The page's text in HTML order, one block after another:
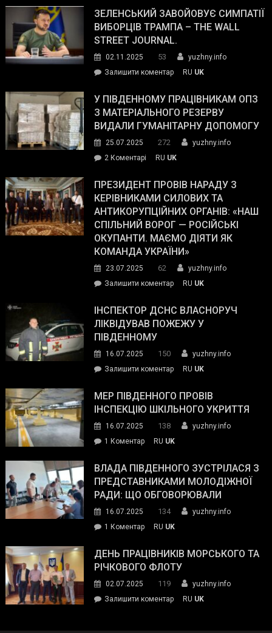
ЗЕЛЕНСЬКИЙ ЗАВОЙОВУЄ СИМПАТІЇ
ВИБОРЦІВ ТРАМПА – THE WALL
STREET JOURNAL.
02.11.2025 53
yuzhny.info
Залишити коментарon
завойовує
симпатії
виборців
The
Street
Journal.
RU UK
У ПІВДЕННОМУ ПРАЦІВНИКАМ ОПЗ
З МАТЕРІАЛЬНОГО РЕЗЕРВУ
ВИДАЛИ ГУМАНІТАРНУ ДОПОМОГУ
25.07.2025 272
yuzhny.info
2 Коментарі
Південному
працівникам
ОПЗ
з
матеріального
резерву
гуманітарну
допомогу
RU UK
ПРЕЗИДЕНТ ПРОВІВ НАРАДУ З
КЕРІВНИКАМИ СИЛОВИХ ТА
АНТИКОРУПЦІЙНИХ ОРГАНІВ: «НАШ
СПІЛЬНИЙ ВОРОГ — РОСІЙСЬКІ
ОКУПАНТИ. МАЄМО ДІЯТИ ЯК
КОМАНДА УКРАЇНИ»
23.07.2025 62
yuzhny.info
Залишити коментарon
провів
нараду
силових
та
органів:
«Наш
спільний
окупанти.
Маємо
діяти
команда
RU UK
ІНСПЕКТОР ДСНС ВЛАСНОРУЧ
ЛІКВІДУВАВ ПОЖЕЖУ У
ПІВДЕННОМУ
16.07.2025 150
yuzhny.info
Залишити коментарon
ДСНС
власноруч
пожежу
у
RU UK
МЕР ПІВДЕННОГО ПРОВІВ
ІНСПЕКЦІЮ ШКІЛЬНОГО УКРИТТЯ
16.07.2025 138
yuzhny.info
1 Коментардо
Південного
провів
інспекцію
укриття
RU UK
ВЛАДА ПІВДЕННОГО ЗУСТРІЛАСЯ З
ПРЕДСТАВНИКАМИ МОЛОДІЖНОЇ
РАДИ: ЩО ОБГОВОРЮВАЛИ
16.07.2025 134
yuzhny.info
1 Коментардо
Південного
зустрілася
представниками
молодіжної
RU UK
ДЕНЬ ПРАЦІВНИКІВ МОРСЬКОГО ТА
РІЧКОВОГО ФЛОТУ
02.07.2025 119
yuzhny.info
Залишити коментарon
RU UK